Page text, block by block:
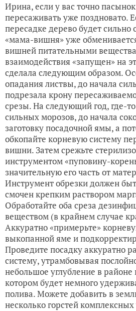
Ирина, если у вас точно
пересаживать уже поздновато.
пересадке дерево будет сильно
«мама-вишня» уже
вишней питательными
взаимодействия «запущен» на
сделала следующим образом.
опадания листвы, до начала
подрезала крону
срезы. На следующий год, где-
сильных морозов, до начала
заготовку посадочной ямы, а
обкопайте корневую систему
вишни. Затем срежьте
инструментом «пуповину-
значительную его часть от
Инструмент обрезки должен
смочен крепким раствором
Обработайте оба среза
веществом (в крайнем случае
Аккуратно «примерьте»
выкопанной яме и
Проведите посадку аккуратно
систему, утрамбовывая
небольшое углубление в
котором будет немного
полива. Можете добавить в
несколько горстей